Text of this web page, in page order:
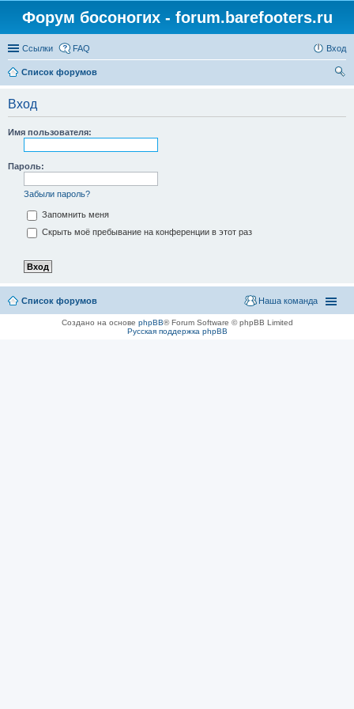
Форум босоногих - forum.barefooters.ru
Ссылки FAQ Вход
Список форумов
Вход
Имя пользователя:
Пароль:
Забыли пароль?
Запомнить меня
Скрыть моё пребывание на конференции в этот раз
Список форумов Наша команда
Создано на основе phpBB® Forum Software © phpBB Limited
Русская поддержка phpBB